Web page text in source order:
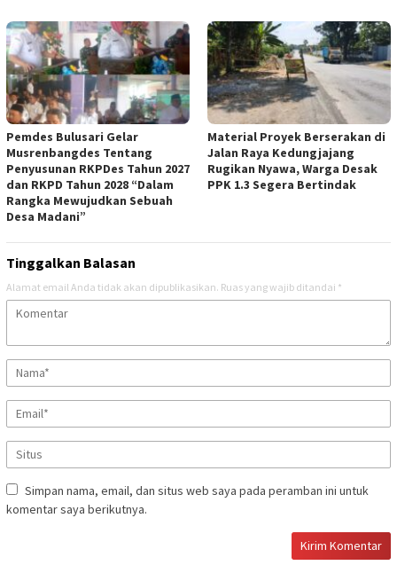
Pemdes Bulusari Gelar
Musrenbangdes Tentang
Penyusunan RKPDes Tahun 2027
dan RKPD Tahun 2028 “Dalam
Rangka Mewujudkan Sebuah
Desa Madani”
Material Proyek Berserakan di
Jalan Raya Kedungjajang
Rugikan Nyawa, Warga Desak
PPK 1.3 Segera Bertindak
Tinggalkan Balasan
Alamat email Anda tidak akan dipublikasikan. Ruas yang wajib ditandai *
Simpan nama, email, dan situs web saya pada peramban ini untuk
komentar saya berikutnya.